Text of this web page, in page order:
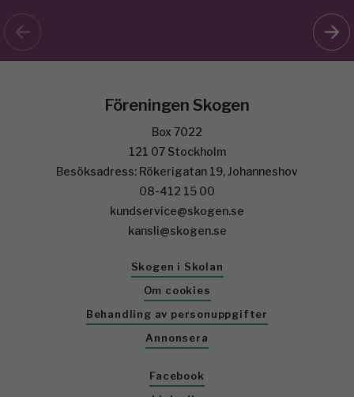
Föreningen Skogen
Box 7022
121 07 Stockholm
Besöksadress: Rökerigatan 19, Johanneshov
08-412 15 00
kundservice@skogen.se
kansli@skogen.se
Skogen i Skolan
Om cookies
Behandling av personuppgifter
Annonsera
Facebook